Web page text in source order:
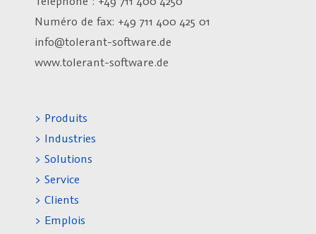
Numéro de fax: +49 711 400 425 01
info@tolerant-software.de
www.tolerant-software.de
> Produits
> Industries
> Solutions
> Service
> Clients
> Emplois